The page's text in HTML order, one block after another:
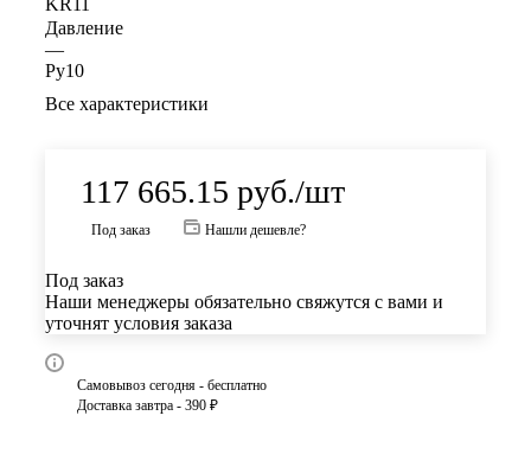
Давление
—
Ру10
Все характеристики
117 665.15 руб./шт
Под заказ Нашли дешевле?
Под заказ
Наши менеджеры обязательно свяжутся с вами и
уточнят условия заказа
Самовывоз сегодня - бесплатно
Доставка завтра - 390 ₽